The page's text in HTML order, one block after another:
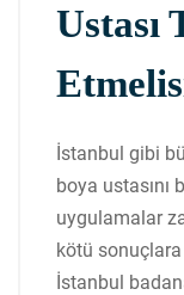
Ustası
İstanbul gibi
boya
uygulamalar
kötü
İstanbul